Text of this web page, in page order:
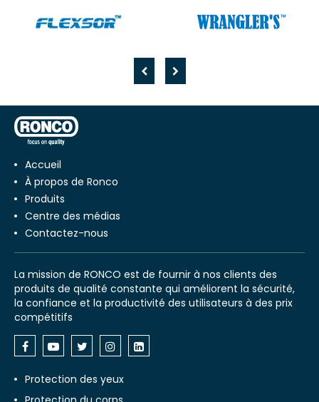
Accueil
À propos de Ronco
Produits
Centre des médias
Contactez-nous
La mission de RONCO est de fournir à nos clients des
produits de qualité constante qui améliorent la sécurité,
la confiance et la productivité des utilisateurs à des prix
compétitifs
Protection des yeux